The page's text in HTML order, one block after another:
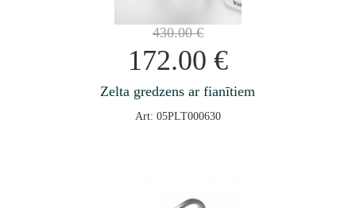
430.00€
172.00 €
Zelta gredzens ar fianītiem
Art: 05PLT000630